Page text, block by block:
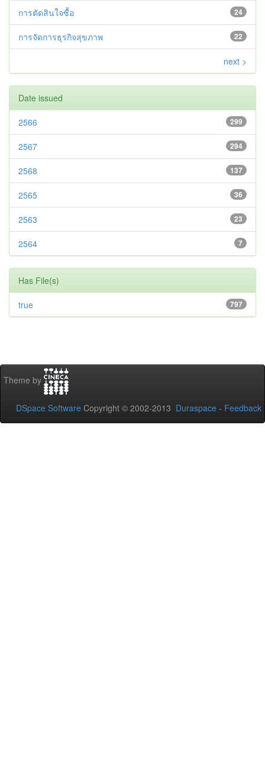
24
การตัดสินใจซื้อ
22
การจัดการธุรกิจสุขภาพ
next >
Date issued
299
2566
294
2567
137
2568
36
2565
23
2563
7
2564
Has File(s)
797
true
Theme by
DSpace Software Copyright © 2002-2013 Duraspace - Feedback